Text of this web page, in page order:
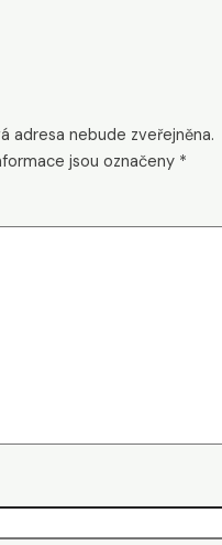
adresa nebude zveřejněna.
jsou označeny *